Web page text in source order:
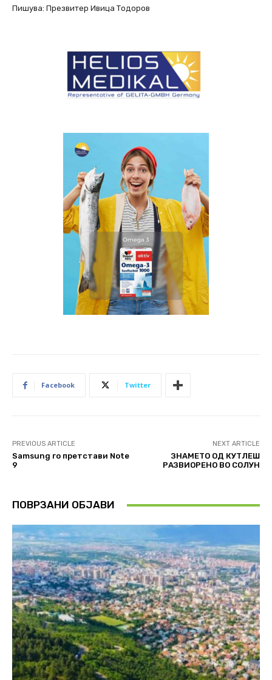
Пишува: Презвитер Ивица Тодоров
Facebook Twitter
PREVIOUS ARTICLE
Samsung го претстави Note
9
NEXT ARTICLE
ЗНАМЕТО ОД КУТЛЕШ
РАЗВИOРЕНО ВО СОЛУН
ПОВРЗАНИ ОБЈАВИ